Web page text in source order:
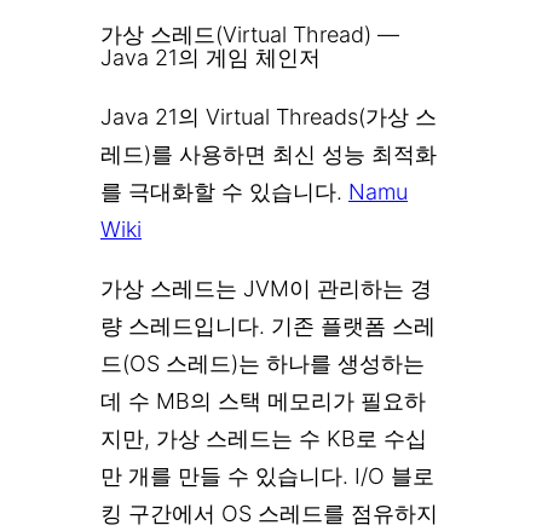
가상 스레드(Virtual Thread) —
Java 21의 게임 체인저
Java 21의 Virtual Threads(가상 스
레드)를 사용하면 최신 성능 최적화
를 극대화할 수 있습니다. Namu
Wiki
가상 스레드는 JVM이 관리하는 경
량 스레드입니다. 기존 플랫폼 스레
드(OS 스레드)는 하나를 생성하는
데 수 MB의 스택 메모리가 필요하
지만, 가상 스레드는 수 KB로 수십
만 개를 만들 수 있습니다. I/O 블로
킹 구간에서 OS 스레드를 점유하지